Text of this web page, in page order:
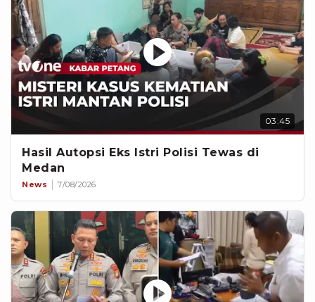
03:45
Hasil Autopsi Eks Istri Polisi Tewas di
Medan
News 7/08/2026